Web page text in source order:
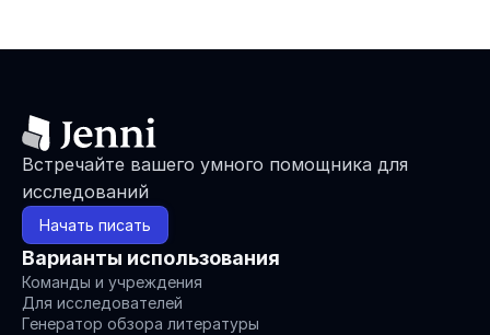
Встречайте вашего умного помощника для
исследований
Начать писать
Варианты использования
Команды и учреждения
Для исследователей
Генератор обзора литературы